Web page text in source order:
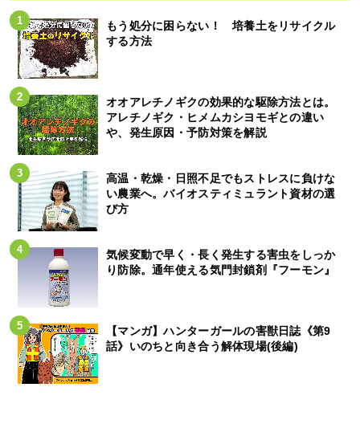
もう処分に困らない！ 培養土をリサイクル
する方法
オオアレチノギクの効果的な駆除方法とは。
アレチノギク・ヒメムカシヨモギとの違い
や、発生原因・予防対策を解説
高温・乾燥・日照不足でもストレスに負けな
い農業へ。バイオスティミュラント資材の選
び方
気候変動で早く・長く発生する害虫をしっか
り防除。通年使える気門封鎖剤『フーモン』
【マンガ】ハンターガールの害獣日誌《第9
話》いのちと向き合う解体現場(後編)